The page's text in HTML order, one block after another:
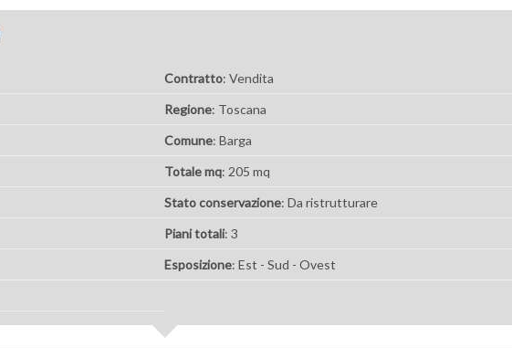
Contratto: Vendita
Regione: Toscana
Comune: Barga
Totale mq: 205 mq
Stato conservazione: Da ristrutturare
Piani totali: 3
Esposizione: Est - Sud - Ovest